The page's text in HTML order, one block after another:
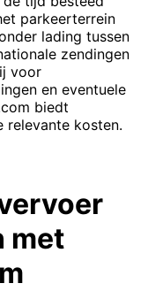
parkeerterrein
lading tussen
zendingen
voor
en eventuele
biedt
relevante kosten.
met